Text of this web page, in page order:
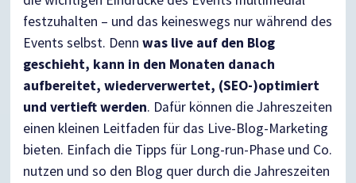
festzuhalten – und das keineswegs nur während des
Events selbst. Dennwas live auf den Blog
geschieht, kann in den Monaten danach
aufbereitet, wiederverwertet, (SEO-)optimiert
und vertieft werden. Dafür können die Jahreszeiten
einen kleinen Leitfaden für das Live-Blog-Marketing
bieten. Einfach die Tipps für Long-run-Phase und Co.
nutzen und so den Blog quer durch die Jahreszeiten